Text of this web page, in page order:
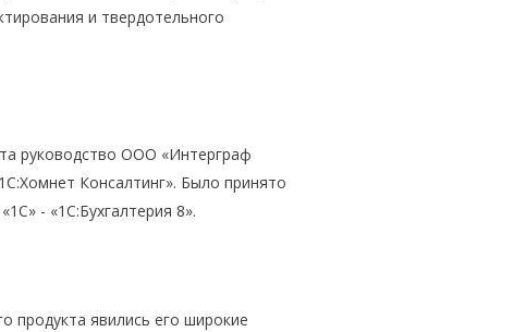
и твердотельного
руководство ООО «Интерграф
Консалтинг». Было принято
- «1С:Бухгалтерия 8».
продукта явились его широкие